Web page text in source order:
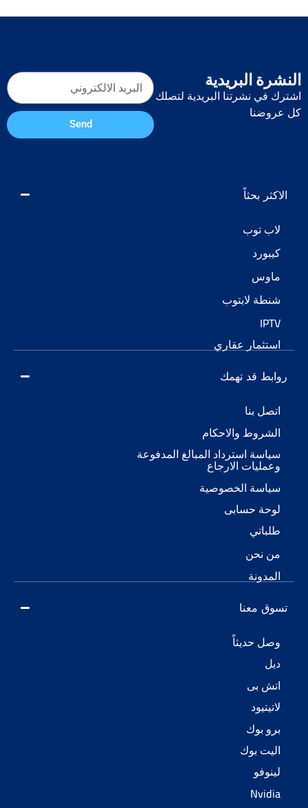
النشرة البريدية
اشترك في نشرتنا البريدية لتصلك
كل عروضنا
Send
الاكثر بحثاً
لاب توب
كيبورد
ماوس
شنطة لابتوب
IPTV
استثمار عقاري
روابط قد تهمك
اتصل بنا
الشروط والاحكام
سياسة استرداد المبالغ المدفوعة
وعمليات الارجاع
سياسة الخصوصية
لوحة حسابى
طلباتي
من نحن
المدونة
تسوق معنا
وصل حديثاً
ديل
اتش بى
لاتيتيود
برو بوك
اليت بوك
لينوفو
Nvidia